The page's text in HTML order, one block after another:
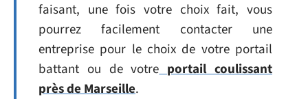
faisant, une fois votre choix fait, vous
pourrez facilement contacter une
entreprise pour le choix de votre portail
battant ou de votreportail coulissant
près de Marseille.